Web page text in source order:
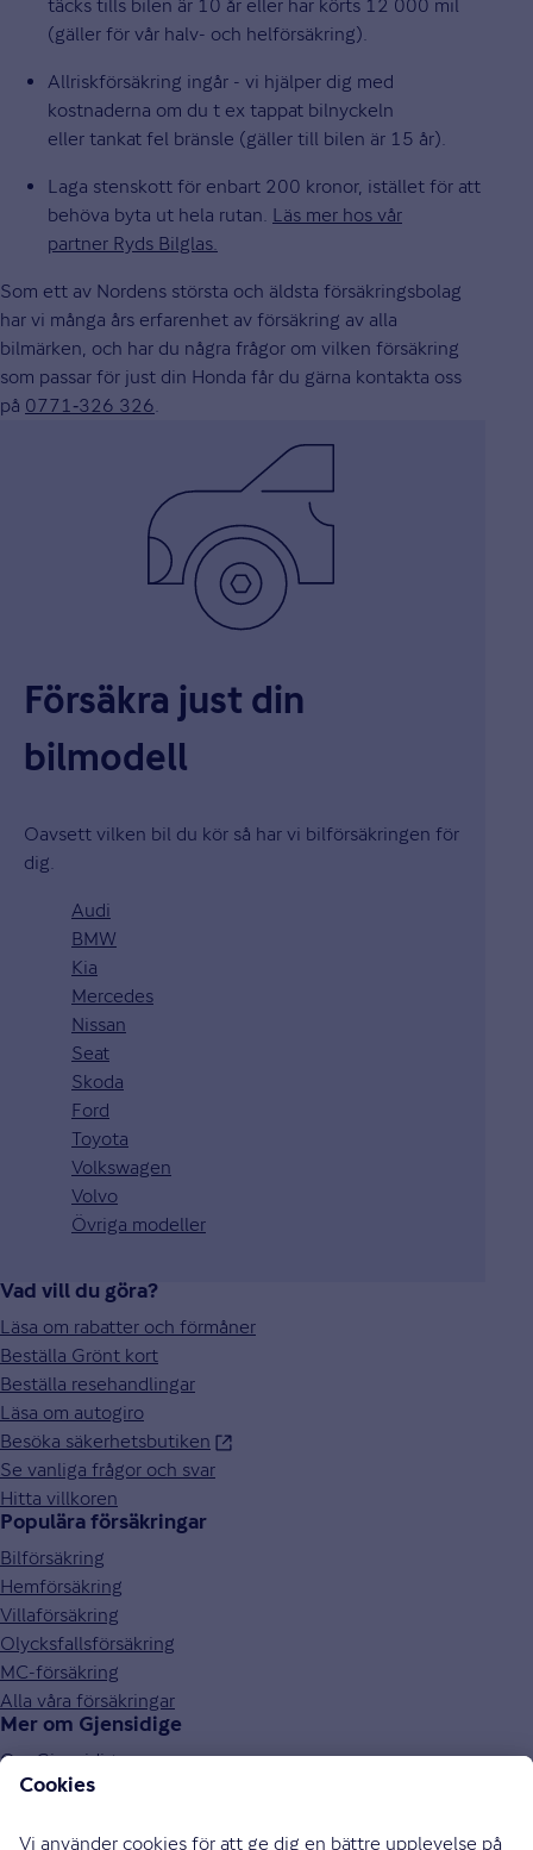
täcks tills bilen är 10 år eller har körts 12 000 mil
(gäller för vår halv- och helförsäkring).
Allriskförsäkring ingår - vi hjälper dig med
kostnaderna om du t ex tappat bilnyckeln
eller tankat fel bränsle (gäller till bilen är 15 år).
Laga stenskott för enbart 200 kronor, istället för att
behöva byta ut hela rutan. Läs mer hos vår
partner Ryds Bilglas.
Som ett av Nordens största och äldsta försäkringsbolag
har vi många års erfarenhet av försäkring av alla
bilmärken, och har du några frågor om vilken försäkring
som passar för just din Honda får du gärna kontakta oss
på 0771‑326 326.
Försäkra just din
bilmodell
Oavsett vilken bil du kör så har vi bilförsäkringen för
dig.
Audi
BMW
Kia
Mercedes
Nissan
Seat
Skoda
Ford
Toyota
Volkswagen
Volvo
Övriga modeller
Vad vill du göra?
Läsa om rabatter och förmåner
Beställa Grönt kort
Beställa resehandlingar
Läsa om autogiro
Besöka säkerhetsbutiken
Se vanliga frågor och svar
Hitta villkoren
Populära försäkringar
Bilförsäkring
Hemförsäkring
Villaförsäkring
Olycksfallsförsäkring
MC-försäkring
Alla våra försäkringar
Mer om Gjensidige
Om Gjensidige
Jobba hos oss